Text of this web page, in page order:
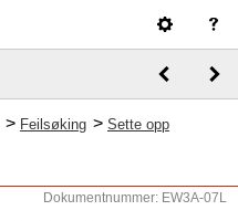
> Feilsøking > Sette opp
Dokumentnummer: EW3A-07L